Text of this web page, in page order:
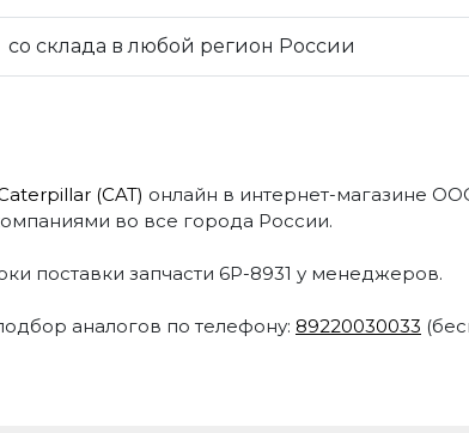
со склада в любой регион России
(CAT) онлайн в интернет-магазине
во все города России.
поставки запчасти 6P-8931 у менеджеров.
аналогов по телефону: 89220030033